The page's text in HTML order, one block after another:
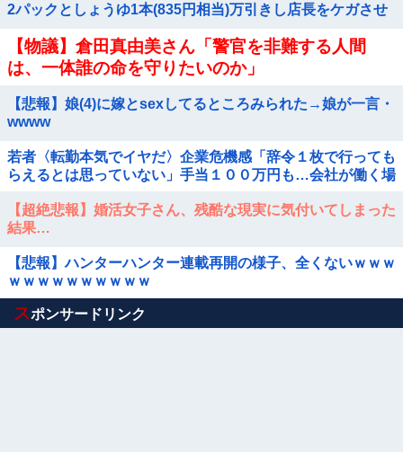
2パックとしょうゆ1本(835円相当)万引きし店長をケガさせ
【物議】倉田真由美さん「警官を非難する人間
は、一体誰の命を守りたいのか」
【悲報】娘(4)に嫁とsexしてるところみられた→娘が一言・
wwww
若者〈転勤本気でイヤだ〉企業危機感「辞令１枚で行っても
らえるとは思っていない」手当１００万円も…会社が働く場
【超絶悲報】婚活女子さん、残酷な現実に気付いてしまった
結果…
【悲報】ハンターハンター連載再開の様子、全くないｗｗｗ
ｗｗｗｗｗｗｗｗｗｗ
Powered by livedoor 相互RSS
スポンサードリンク